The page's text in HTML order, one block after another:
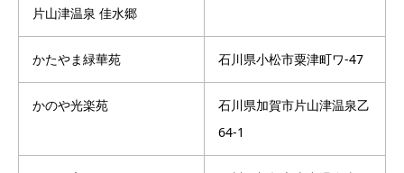
片山津温泉 佳水郷
かたやま緑華苑 石川県小松市粟津町ワ-47
かのや光楽苑
石川県加賀市片山津温泉乙
64-1